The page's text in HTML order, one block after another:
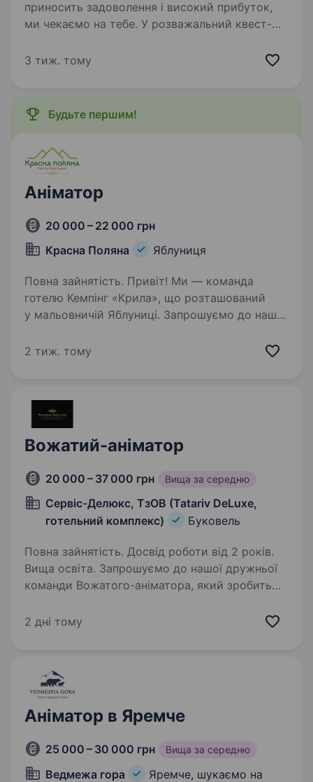
приносить задоволення і високий прибуток,
ми чекаємо на тебе. У розважальний квест-
ведучий. Ваші переваги: відповідальний,
3 тиж. тому
Будьте першим!
Аніматор
20 000 – 22 000 грн
Красна Поляна
Яблуниця
Повна зайнятість. Привіт! Ми — команда
готелю Кемпінг «Крила», що розташований
у мальовничій Яблуниці. Запрошуємо до нашої
допомагатиме створювати незабутні враження
2 тиж. тому
Вожатий-аніматор
20 000 – 37 000 грн Вища за середню
Сервіс-Делюкс, ТзОВ (Tatariv DeLuxe,
готельний комплекс)
Буковель
Повна зайнятість. Досвід роботи від 2 років.
Вища освіта. Запрошуємо до нашої дружньої
команди Вожатого-аніматора, який зробить
допоможе створити атмосферу радості,
2 дні тому
Аніматор в Яремче
25 000 – 30 000 грн Вища за середню
Ведмежа гора
Яремче, шукаємо на